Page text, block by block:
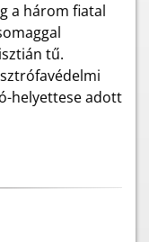
a három fiatal
tű.
helyettese adott